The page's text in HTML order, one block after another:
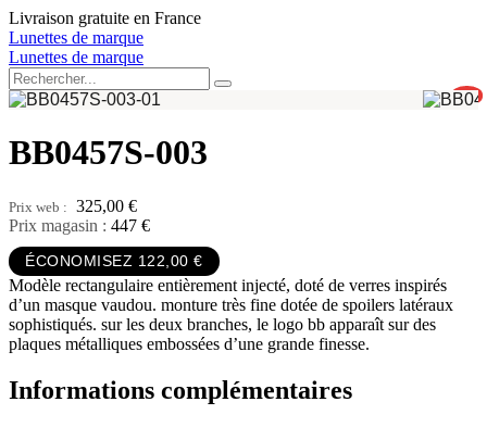
Aller
au
contenu
Livraison gratuite en France
Lunettes de marque
Lunettes de marque
0
BB0457S-003
325,00 €
Prix magasin : 447 €
ÉCONOMISEZ 122,00 €
Modèle rectangulaire entièrement injecté, doté de verres inspirés
d’un masque vaudou. monture très fine dotée de spoilers latéraux
sophistiqués. sur les deux branches, le logo bb apparaît sur des
plaques métalliques embossées d’une grande finesse.
Informations complémentaires